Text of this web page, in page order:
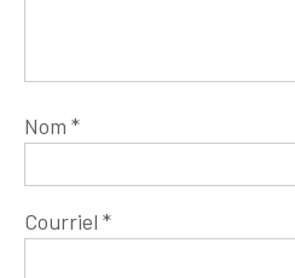
Nom *
Courriel *